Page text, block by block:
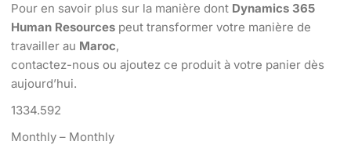
Pour en savoir plus sur la manière dont Dynamics 365
Human Resources peut transformer votre manière de
travailler au Maroc,
contactez-nous ou ajoutez ce produit à votre panier dès
aujourd’hui.
1334.592
Monthly – Monthly